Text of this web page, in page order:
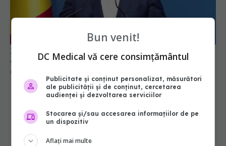
Ilie Bolojan, anunț despre spitale în contextul
crizei energetice
06 aug 2026, 15:24
Bun venit!
DC Medical vă cere consimțământul
Publicitate și conținut personalizat, măsurători
ale publicității și de conținut, cercetarea
audienței și dezvoltarea serviciilor
Stocarea și/sau accesarea informațiilor de pe
un dispozitiv
Aflați mai multe